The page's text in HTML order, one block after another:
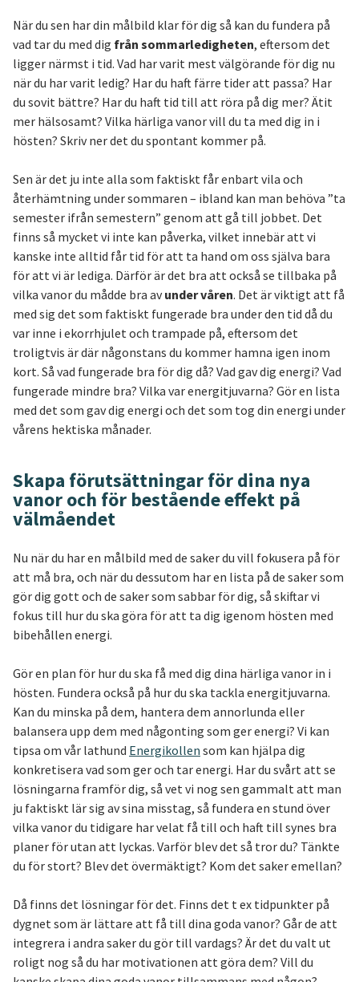
När du sen har din målbild klar för dig så kan du fundera på
vad tar du med dig från sommarledigheten, eftersom det
ligger närmst i tid. Vad har varit mest välgörande för dig nu
när du har varit ledig? Har du haft färre tider att passa? Har
du sovit bättre? Har du haft tid till att röra på dig mer? Ätit
mer hälsosamt? Vilka härliga vanor vill du ta med dig in i
hösten? Skriv ner det du spontant kommer på.
Sen är det ju inte alla som faktiskt får enbart vila och
återhämtning under sommaren – ibland kan man behöva ”ta
semester ifrån semestern” genom att gå till jobbet. Det
finns så mycket vi inte kan påverka, vilket innebär att vi
kanske inte alltid får tid för att ta hand om oss själva bara
för att vi är lediga. Därför är det bra att också se tillbaka på
vilka vanor du mådde bra avunder våren. Det är viktigt att få
med sig det som faktiskt fungerade bra under den tid då du
var inne i ekorrhjulet och trampade på, eftersom det
troligtvis är där någonstans du kommer hamna igen inom
kort. Så vad fungerade bra för dig då? Vad gav dig energi? Vad
fungerade mindre bra? Vilka var energitjuvarna? Gör en lista
med det som gav dig energi och det som tog din energi under
vårens hektiska månader.
Skapa förutsättningar för dina nya
vanor och för bestående effekt på
välmåendet
Nu när du har en målbild med de saker du vill fokusera på för
att må bra, och när du dessutom har en lista på de saker som
gör dig gott och de saker som sabbar för dig, så skiftar vi
fokus till hur du ska göra för att ta dig igenom hösten med
bibehållen energi.
Gör en plan för hur du ska få med dig dina härliga vanor in i
hösten. Fundera också på hur du ska tackla energitjuvarna.
Kan du minska på dem, hantera dem annorlunda eller
balansera upp dem med någonting som ger energi? Vi kan
tipsa om vår lathund Energikollen som kan hjälpa dig
konkretisera vad som ger och tar energi. Har du svårt att se
lösningarna framför dig, så vet vi nog sen gammalt att man
ju faktiskt lär sig av sina misstag, så fundera en stund över
vilka vanor du tidigare har velat få till och haft till synes bra
planer för utan att lyckas. Varför blev det så tror du? Tänkte
du för stort? Blev det övermäktigt? Kom det saker emellan?
Då finns det lösningar för det. Finns det t ex tidpunkter på
dygnet som är lättare att få till dina goda vanor? Går de att
integrera i andra saker du gör till vardags? Är det du valt ut
roligt nog så du har motivationen att göra dem? Vill du